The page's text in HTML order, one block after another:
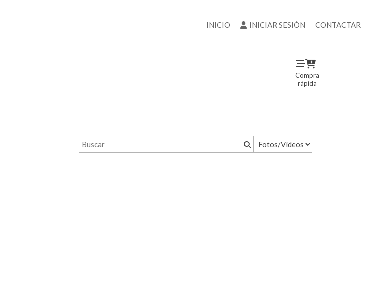
INICIO INICIAR SESIÓN CONTACTAR
Compra
rápida